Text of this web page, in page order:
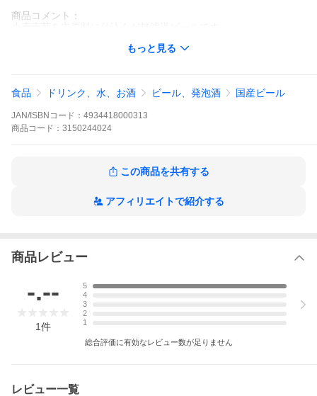
商品コメント：
ルーティーなアロマをお楽しみください。
もっと見る
食品 ドリンク、水、お酒 ビール、発泡酒 国産ビール
JAN/ISBNコード： 4934418000313
商品 コード： 3150244024
この商品を共有する
アフィリエイトで紹介する
商品レビュー
-.--
1件
5
4
3
2
1
総合評価に有効なレビュー数が足りません
レビュー一覧